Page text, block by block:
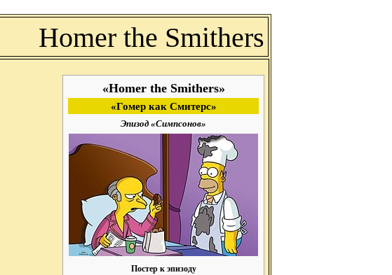
Homer the Smithers
«Homer the Smithers»
«Гомер как Смитерс»
Эпизод «Симпсонов»
Постер к эпизоду